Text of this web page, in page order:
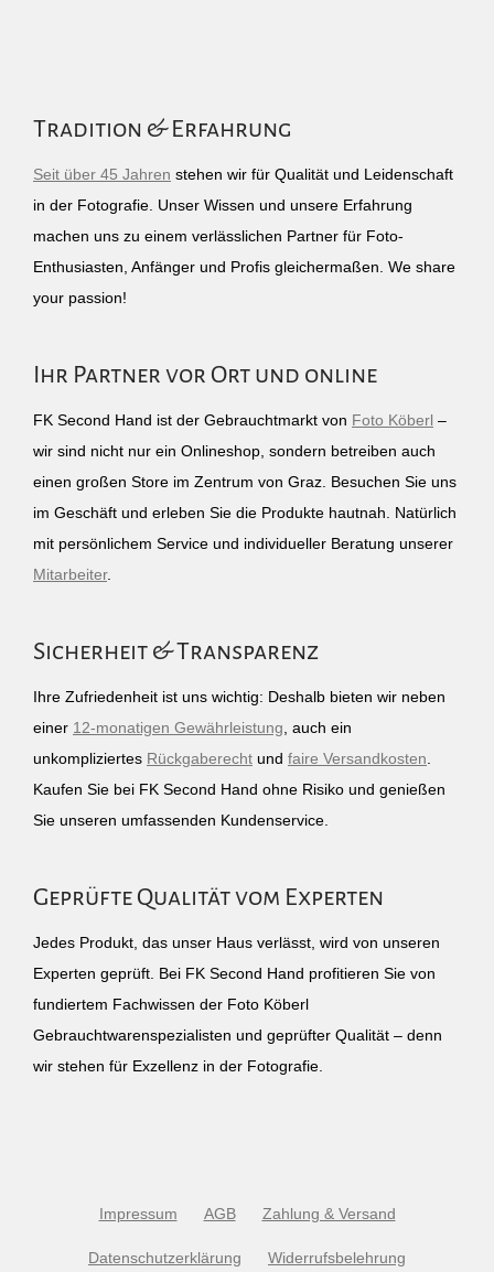
Tradition & Erfahrung
Seit über 45 Jahren stehen wir für Qualität und Leidenschaft
in der Fotografie. Unser Wissen und unsere Erfahrung
machen uns zu einem verlässlichen Partner für Foto-
Enthusiasten, Anfänger und Profis gleichermaßen. We share
your passion!
Ihr Partner vor Ort und online
FK Second Hand ist der Gebrauchtmarkt von Foto Köberl –
wir sind nicht nur ein Onlineshop, sondern betreiben auch
einen großen Store im Zentrum von Graz. Besuchen Sie uns
im Geschäft und erleben Sie die Produkte hautnah. Natürlich
mit persönlichem Service und individueller Beratung unserer
Mitarbeiter.
Sicherheit & Transparenz
Ihre Zufriedenheit ist uns wichtig: Deshalb bieten wir neben
einer 12-monatigen Gewährleistung , auch ein
unkompliziertes Rückgaberecht und faire Versandkosten
Kaufen Sie bei FK Second Hand ohne Risiko und genießen
Sie unseren umfassenden Kundenservice.
Geprüfte Qualität vom Experten
Jedes Produkt, das unser Haus verlässt, wird von unseren
Experten geprüft. Bei FK Second Hand profitieren Sie von
fundiertem Fachwissen der Foto Köberl
Gebrauchtwarenspezialisten und geprüfter Qualität – denn
wir stehen für Exzellenz in der Fotografie.
Impressum AGB Zahlung & Versand
Datenschutzerklärung Widerrufsbelehrung